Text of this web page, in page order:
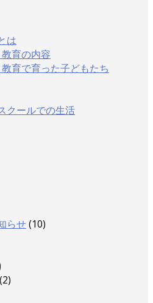
は
育の内容
育で育った子どもたち
クールでの生活
らせ(10)
(2)